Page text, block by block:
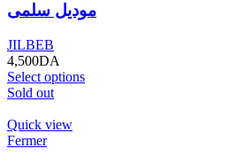
موديل سلمى
JILBEB
4,500DA
Select options
Sold out
Quick view
Fermer